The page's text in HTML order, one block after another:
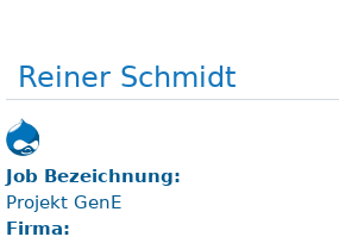
Reiner Schmidt
Job Bezeichnung:
Projekt GenE
Firma: